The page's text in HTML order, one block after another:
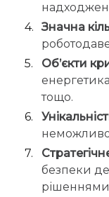
Значна
Об’єкти
тощо.
неможливо
безпеки